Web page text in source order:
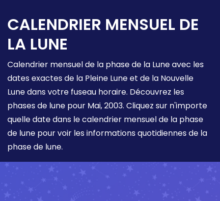
CALENDRIER MENSUEL DE
LA LUNE
Calendrier mensuel de la phase de la Lune avec les
dates exactes de la Pleine Lune et de la Nouvelle
Lune dans votre fuseau horaire. Découvrez les
phases de lune pour Mai, 2003. Cliquez sur n'importe
quelle date dans le calendrier mensuel de la phase
de lune pour voir les informations quotidiennes de la
phase de lune.